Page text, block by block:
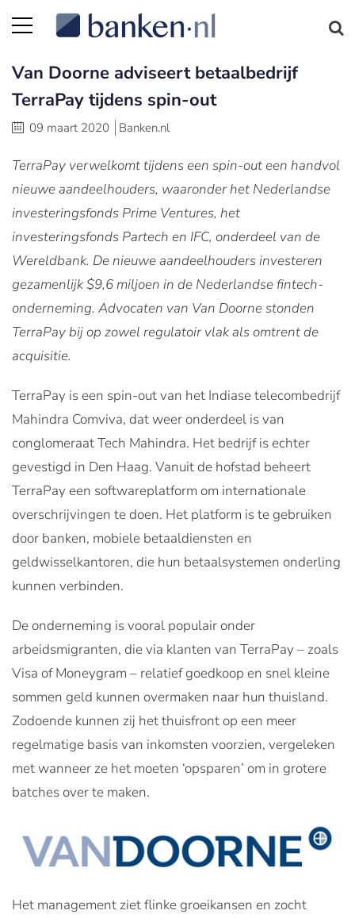
Van Doorne adviseert betaalbedrijf
TerraPay tijdens spin-out
09 maart 2020 Banken.nl
TerraPay verwelkomt tijdens een spin-out een handvol
nieuwe aandeelhouders, waaronder het Nederlandse
investeringsfonds Prime Ventures, het
investeringsfonds Partech en IFC, onderdeel van de
Wereldbank. De nieuwe aandeelhouders investeren
gezamenlijk $9,6 miljoen in de Nederlandse fintech-
onderneming. Advocaten van Van Doorne stonden
TerraPay bij op zowel regulatoir vlak als omtrent de
acquisitie.
TerraPay is een spin-out van het Indiase telecombedrijf
Mahindra Comviva, dat weer onderdeel is van
conglomeraat Tech Mahindra. Het bedrijf is echter
gevestigd in Den Haag. Vanuit de hofstad beheert
TerraPay een softwareplatform om internationale
overschrijvingen te doen. Het platform is te gebruiken
door banken, mobiele betaaldiensten en
geldwisselkantoren, die hun betaalsystemen onderling
kunnen verbinden.
De onderneming is vooral populair onder
arbeidsmigranten, die via klanten van TerraPay – zoals
Visa of Moneygram – relatief goedkoop en snel kleine
sommen geld kunnen overmaken naar hun thuisland.
Zodoende kunnen zij het thuisfront op een meer
regelmatige basis van inkomsten voorzien, vergeleken
met wanneer ze het moeten ‘opsparen’ om in grotere
batches over te maken.
Het management ziet flinke groeikansen en zocht